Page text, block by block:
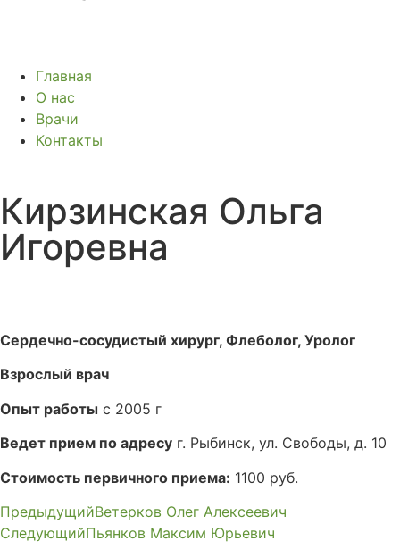
Главная
О нас
Врачи
Контакты
Кирзинская Ольга
Игоревна
Сердечно-сосудистый хирург, Флеболог, Уролог
Взрослый врач
Опыт работы с 2005 г
Ведет прием по адресу г. Рыбинск, ул. Свободы, д. 10
Стоимость первичного приема: 1100 руб.
ПредыдущийВетерков Олег Алексеевич
СледующийПьянков Максим Юрьевич